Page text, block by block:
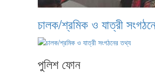
চালক/শ্রমিক ও যাত্রী
পুলিশ ফোন